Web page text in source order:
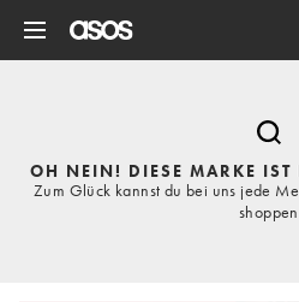
OH NEIN! DIESE MARKE IST
Zum Glück kannst du bei uns jede
shoppen